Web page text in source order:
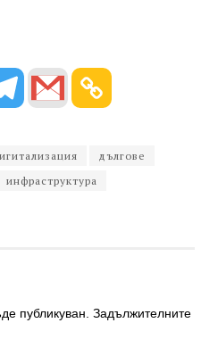
дългове
инфраструктура
публикуван. Задължителните